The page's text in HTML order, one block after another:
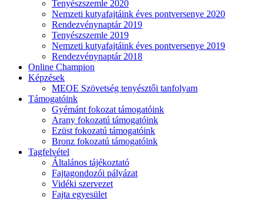
Tenyészszemle 2020
Nemzeti kutyafajtáink éves pontversenye 2020
Rendezvénynaptár 2019
Tenyészszemle 2019
Nemzeti kutyafajtáink éves pontversenye 2019
Rendezvénynaptár 2018
Online Champion
Képzések
MEOE Szövetség tenyésztői tanfolyam
Támogatóink
Gyémánt fokozat támogatóink
Arany fokozatú támogatóink
Ezüst fokozatú támogatóink
Bronz fokozatú támogatóink
Tagfelvétel
Általános tájékoztató
Fajtagondozói pályázat
Vidéki szervezet
Fajta egyesület